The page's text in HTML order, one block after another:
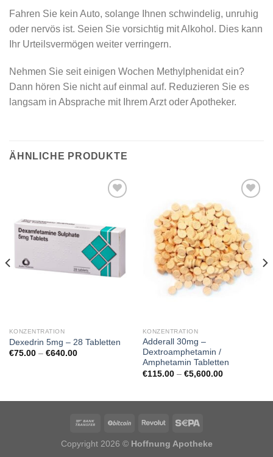
Fahren Sie kein Auto, solange Ihnen schwindelig, unruhig
oder nervös ist. Seien Sie vorsichtig mit Alkohol. Dies kann
Ihr Urteilsvermögen weiter verringern.
Nehmen Sie seit einigen Wochen Methylphenidat ein?
Dann hören Sie nicht auf einmal auf. Reduzieren Sie es
langsam in Absprache mit Ihrem Arzt oder Apotheker.
ÄHNLICHE PRODUKTE
KONZENTRATION
Dexedrin 5mg – 28 Tabletten
€75.00 – €640.00Preisspanne:
KONZENTRATION
Adderall 30mg –
Dextroamphetamin /
Amphetamin Tabletten
€115.00 – €5,600.00Preisspanne:
Copyright 2026 © Hoffnung Apotheke